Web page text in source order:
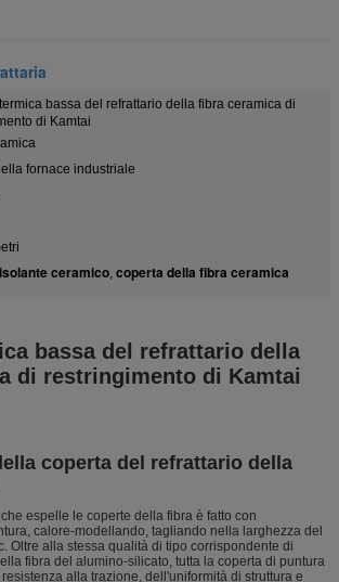
bassa del refrattario della fibra ceramica di
di Kamtai
fornace industriale
ceramico, coperta della fibra ceramica
bassa del refrattario della
di restringimento di Kamtai
coperta del refrattario della
espelle le coperte della fibra è fatto con
calore-modellando, tagliando nella larghezza del
Oltre alla stessa qualità di tipo corrispondente di
fibra del alumino-silicato, tutta la coperta di puntura
alla trazione, dell'uniformità di struttura e